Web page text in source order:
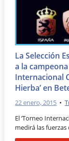
La Selección
a la
Internacional
Hierba’ en
22 enero, 2015 •
El ‘Torneo
medirá las fuerzas